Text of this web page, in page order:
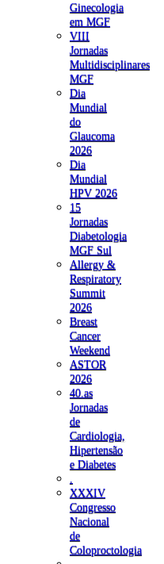
Ginecologia
em MGF
VIII
Jornadas
Multidisciplinares
MGF
Dia
Mundial
do
Glaucoma
2026
Dia
Mundial
HPV 2026
15
Jornadas
Diabetologia
MGF Sul
Allergy &
Respiratory
Summit
2026
Breast
Cancer
Weekend
ASTOR
2026
40.as
Jornadas
de
Cardiologia,
Hipertensão
e Diabetes
XXXIV
Congresso
Nacional
de
Coloproctologia